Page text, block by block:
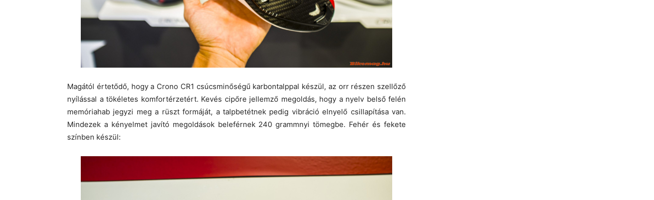
Magától értetődő, hogy a Crono CR1 csúcsminőségű karbontalppal készül, az orr részen szellőző
nyílással a tökéletes komfortérzetért. Kevés cipőre jellemző megoldás, hogy a nyelv belső felén
memóriahab jegyzi meg a rüszt formáját, a talpbetétnek pedig vibráció elnyelő csillapítása van.
Mindezek a kényelmet javító megoldások beleférnek 240 grammnyi tömegbe. Fehér és fekete
színben készül: